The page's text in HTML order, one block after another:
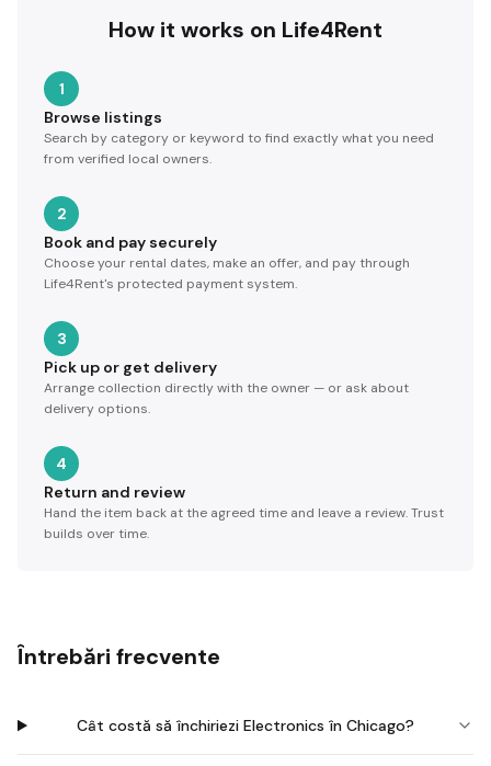
How it works on Life4Rent
1
Browse listings
Search by category or keyword to find exactly what you need
from verified local owners.
2
Book and pay securely
Choose your rental dates, make an offer, and pay through
Life4Rent's protected payment system.
3
Pick up or get delivery
Arrange collection directly with the owner — or ask about
delivery options.
4
Return and review
Hand the item back at the agreed time and leave a review. Trust
builds over time.
Întrebări frecvente
Cât costă să închiriezi Electronics în Chicago?